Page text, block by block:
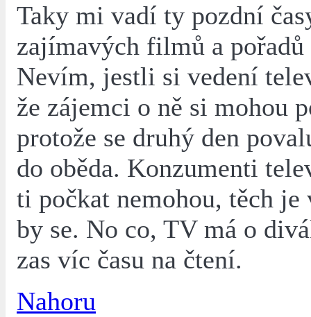
Taky mi vadí ty pozdní
zajímavých filmů a pořadů
Nevím, jestli si vedení
že zájemci o ně si mohou
protože se druhý den
do oběda. Konzumenti
ti počkat nemohou, těch
by se. No co, TV má o
zas víc času na čtení.
Nahoru